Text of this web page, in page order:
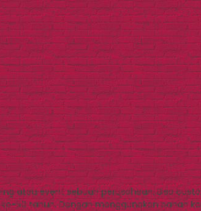
atau event sebuah perusahaan. Bisa
50 tahun. Dengan menggunakan bahan